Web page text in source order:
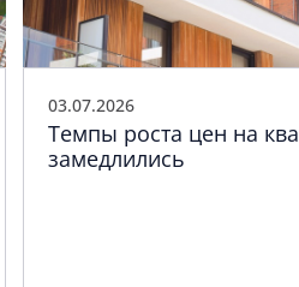
03.07.2026
Темпы роста цен на
замедлились